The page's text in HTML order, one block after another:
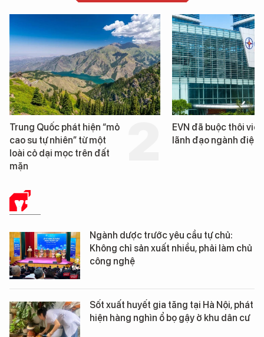
EVN đã buộc thôi việc 3
lãnh đạo ngành điện
Loạt dự án bất
Đà Nẵng sắp bị
Y TẾ
Ngành dược trước yêu cầu tự chủ:
Không chỉ sản xuất nhiều, phải làm chủ
công nghệ
Sốt xuất huyết gia tăng tại Hà Nội, phát
hiện hàng nghìn ổ bọ gậy ở khu dân cư